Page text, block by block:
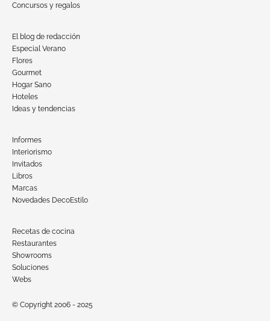
Concursos y regalos
El blog de redacción
Especial Verano
Flores
Gourmet
Hogar Sano
Hoteles
Ideas y tendencias
Informes
Interiorismo
Invitados
Libros
Marcas
Novedades DecoEstilo
Recetas de cocina
Restaurantes
Showrooms
Soluciones
Webs
© Copyright 2006 - 2025